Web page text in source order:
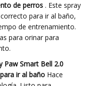
de perros . Este spray
para ir al baño,
de entrenamiento.
para orinar para
Paw Smart Bell 2.0
ir al baño Hace